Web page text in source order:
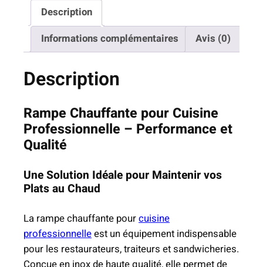
à
2
0
0
0
a
p
C
h
a
f
f
n
t
e
p
Description
Informations complémentaires
Avis (0)
Description
Rampe Chauffante pour Cuisine
Professionnelle – Performance et
Qualité
Une Solution Idéale pour Maintenir vos
Plats au Chaud
La rampe chauffante pourcuisine
professionnelleest un équipement indispensable
pour les restaurateurs, traiteurs et sandwicheries.